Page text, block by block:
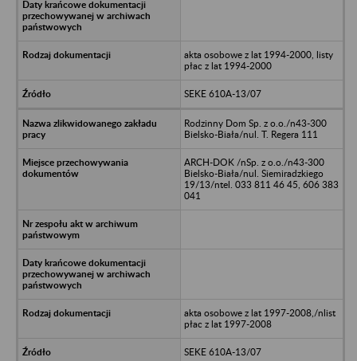
akta osobowe z lat 1994-2000, listy
płac z lat 1994-2000
SEKE 610A-13/07
Rodzinny Dom Sp. z o.o./n43-300
Bielsko-Biała/nul. T. Regera 111
ARCH-DOK /nSp. z o.o./n43-300
Bielsko-Biała/nul. Siemiradzkiego
19/13/ntel. 033 811 46 45, 606 383
041
akta osobowe z lat 1997-2008,/nlist
płac z lat 1997-2008
SEKE 610A-13/07